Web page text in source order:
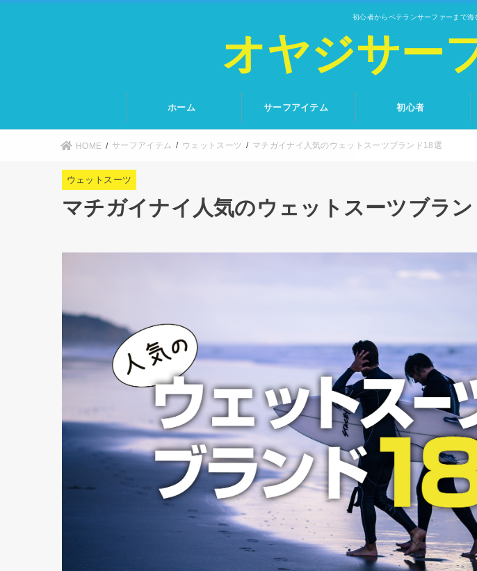
初心者からベテランサーファーまで
オヤジサー
ホーム サーフアイテム 初心者
HOME サーフアイテム ウェットスーツ マチガイナイ人気のウェットスーツブランド18選
ウェットスーツ
マチガイナイ人気のウェットスーツブラ